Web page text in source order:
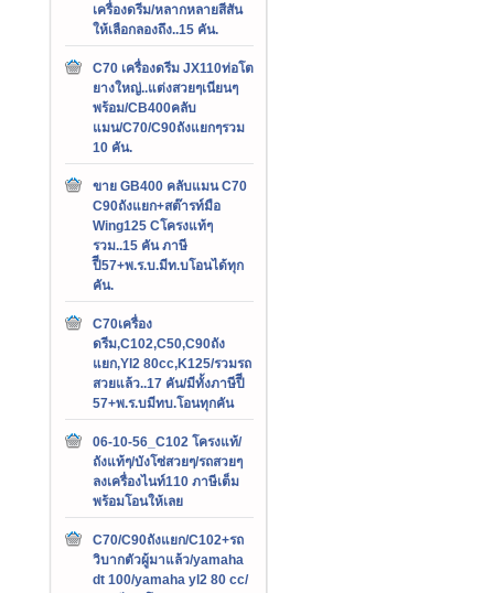
เครื่องดรีม/หลากหลายสีสัน
ให้เลือกลองถึง..15 คัน.
C70 เครื่องดรีม JX110ท่อโต
ยางใหญ่..แต่งสวยๆเนียนๆ
พร้อม/CB400คลับ
แมน/C70/C90ถังแยกๆรวม
10 คัน.
ขาย GB400 คลับแมน C70
C90ถังแยก+สต๊ารท์มือ
Wing125 Cโครงแท้ๆ
รวม..15 คัน ภาษี
ปีี57+พ.ร.บ.มีท.บโอนได้ทุก
คัน.
C70เครื่อง
ดรีม,C102,C50,C90ถัง
แยก,Yl2 80cc,K125/รวมรถ
สวยแล้ว..17 คัน/มีทั้งภาษีปีี
57+พ.ร.บมีทบ.โอนทุกคัน
06-10-56_C102 โครงแท้/
ถังแท้ๆ/บังโซ่สวยๆ/รถสวยๆ
ลงเครื่องไนท์110 ภาษีเต็ม
พร้อมโอนให้เลย
C70/C90ถังแยก/C102+รถ
วิบากตัวผู้มาแล้ว/yamaha
dt 100/yamaha yl2 80 cc/